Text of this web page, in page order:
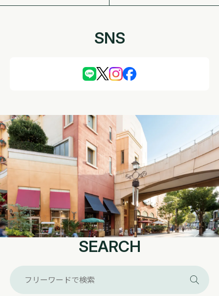
SNS
SEARCH